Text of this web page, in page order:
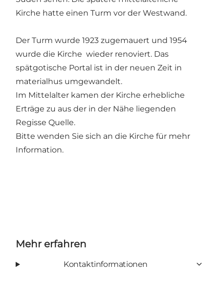
Kirche hatte einen Turm vor der Westwand.
Der Turm wurde 1923 zugemauert und 1954
wurde die Kirche wieder renoviert. Das
spätgotische Portal ist in der neuen Zeit in
materialhus umgewandelt.
Im Mittelalter kamen der Kirche erhebliche
Erträge zu aus der in der Nähe liegenden
Regisse Quelle.
Bitte wenden Sie sich an die Kirche für mehr
Information.
Mehr erfahren
Kontaktinformationen